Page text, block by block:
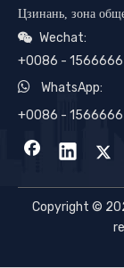
Цзинань, зона
 Wechat:
+0086 -
 WhatsApp:
+0086 -
Copyright ©